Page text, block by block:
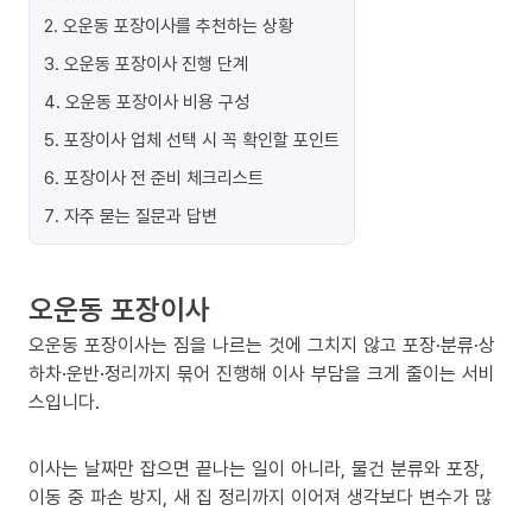
2. 오운동 포장이사를 추천하는 상황
3. 오운동 포장이사 진행 단계
4. 오운동 포장이사 비용 구성
5. 포장이사 업체 선택 시 꼭 확인할 포인트
6. 포장이사 전 준비 체크리스트
7. 자주 묻는 질문과 답변
오운동 포장이사
오운동 포장이사는 짐을 나르는 것에 그치지 않고 포장·분류·상
하차·운반·정리까지 묶어 진행해 이사 부담을 크게 줄이는 서비
스입니다.
이사는 날짜만 잡으면 끝나는 일이 아니라, 물건 분류와 포장,
이동 중 파손 방지, 새 집 정리까지 이어져 생각보다 변수가 많